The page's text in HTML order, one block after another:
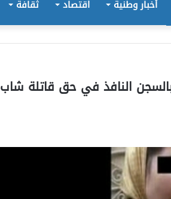
أخبار وطنية اقتصاد ثقافة
النافذ في حق قاتلة شاب